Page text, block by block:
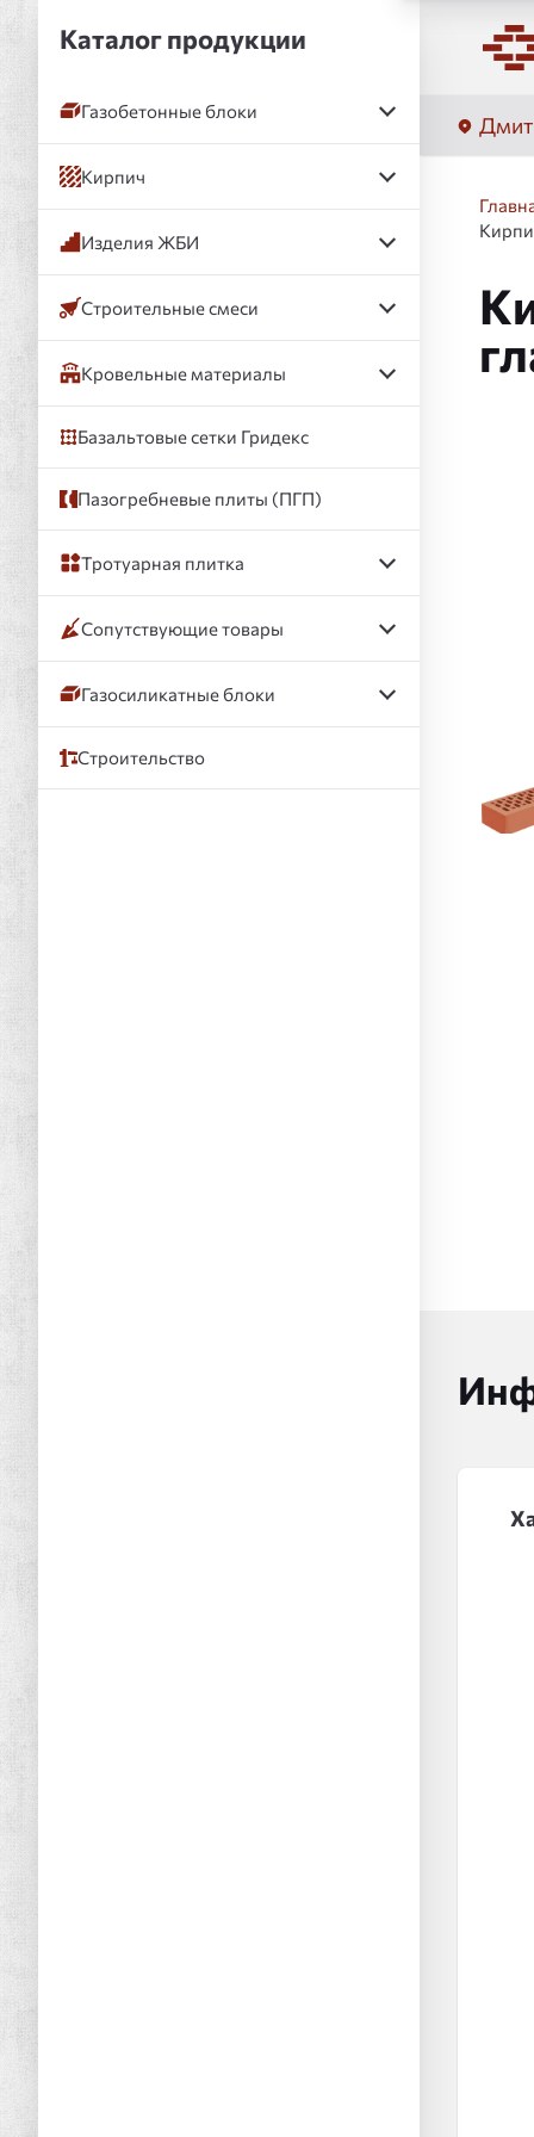
Каталог продукции
Газобетонные блоки
Кирпич
Изделия ЖБИ
Строительные смеси
Кровельные материалы
Базальтовые сетки Гридекс
Пазогребневые плиты (ПГП)
Тротуарная плитка
Сопутствующие товары
Газосиликатные блоки
Строительство